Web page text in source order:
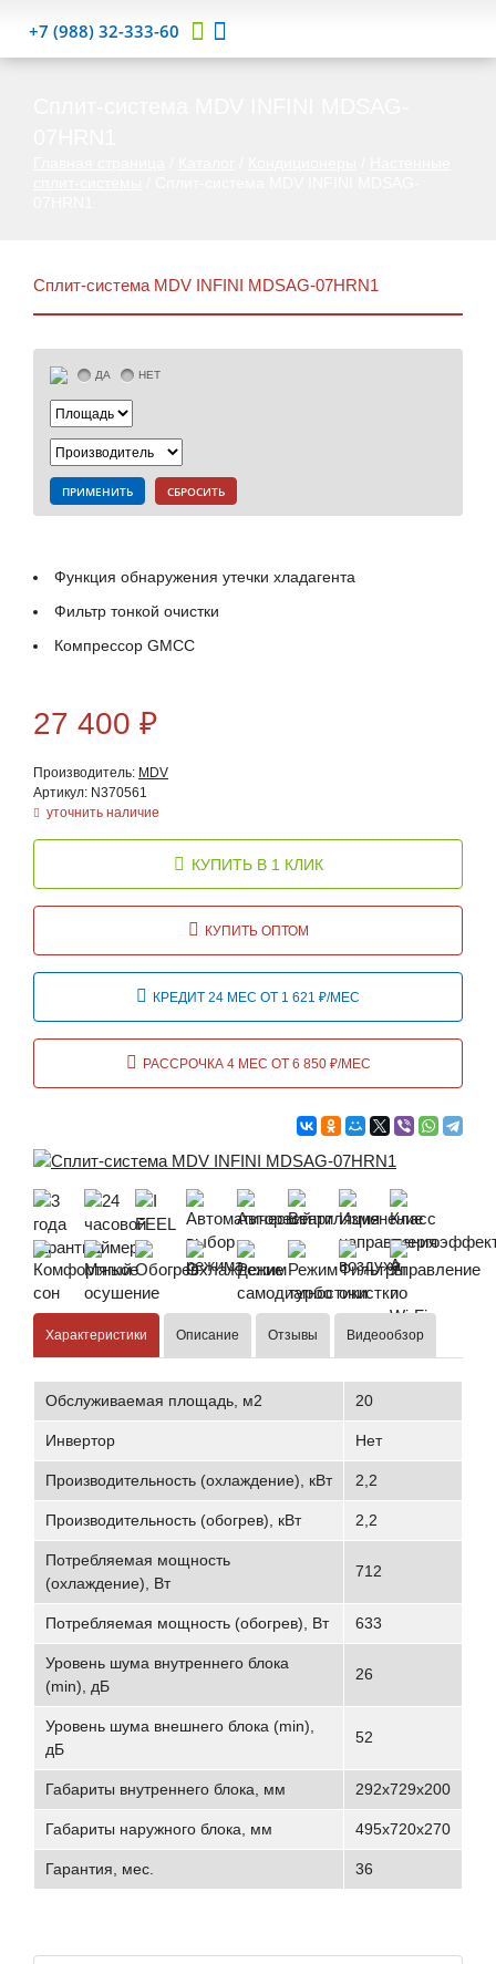
+7 (988) 32-333-60
Cплит-система MDV INFINI MDSAG-07HRN1
ДА НЕТ
ПРИМЕНИТЬ СБРОСИТЬ
Функция обнаружения утечки хладагента
Фильтр тонкой очистки
Компрессор GMCC
27 400 ₽
Производитель: MDV
Артикул: N370561
уточнить наличие
КУПИТЬ В 1 КЛИК
КУПИТЬ ОПТОМ
КРЕДИТ 24 МЕС ОТ 1 621 ₽/МЕС
РАССРОЧКА 4 МЕС ОТ 6 850 ₽/МЕС
Характеристики Описание Отзывы Видеообзор
Обслуживаемая площадь, м2 20
Инвертор Нет
Производительность (охлаждение), кВт 2,2
Производительность (обогрев), кВт 2,2
Потребляемая мощность
(охлаждение), Вт
712
Потребляемая мощность (обогрев), Вт 633
Уровень шума внутреннего блока
(min), дБ
26
Уровень шума внешнего блока (min),
дБ
52
Габариты внутреннего блока, мм 292x729x200
Габариты наружного блока, мм 495x720x270
Гарантия, мес. 36